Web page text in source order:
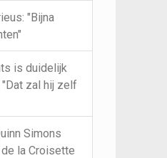
"Bijna
is duidelijk
zal hij zelf
Simons
la Croisette